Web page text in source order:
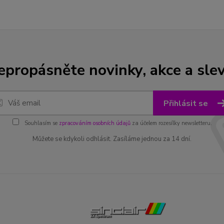
novinky, akce a
Přihlásit se
Souhlasím se zpracováním osobních údajůza účelem rozesílky newsletteru.
Můžete se kdykoli odhlásit. Zasíláme jednou za 14 dní.